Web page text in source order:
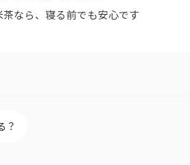
なら、寝る前でも安心です
？